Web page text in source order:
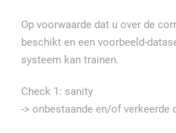
Op voorwaarde dat u over de
beschikt en een voorbeeld-
systeem kan trainen.
Check 1: sanity
-> onbestaande en/of verkeerde